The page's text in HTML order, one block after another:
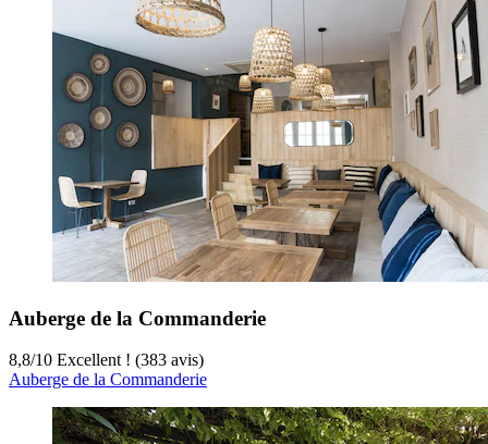
Auberge de la Commanderie
8,8/10 Excellent ! (383 avis)
Auberge de la Commanderie